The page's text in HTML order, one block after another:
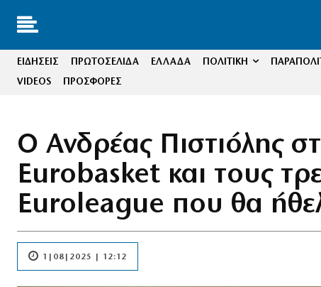
ΕΙΔΗΣΕΙΣ ΠΡΩΤΟΣΕΛΙΔΑ ΕΛΛΑΔΑ ΠΟΛΙΤΙΚΗ
VIDEOS
ΠΡΟΣΦΟΡΕΣ
Ο Ανδρέας Πιστιόλης
Eurobasket και τους
Euroleague που θα
1|08|2025 | 12:12